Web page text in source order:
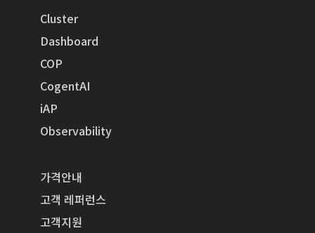
Cluster
Dashboard
COP
CogentAI
iAP
Observability
가격안내
고객 레퍼런스
고객지원